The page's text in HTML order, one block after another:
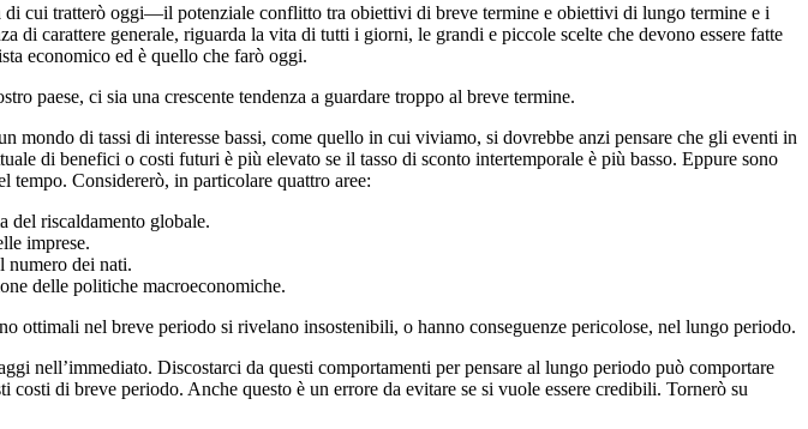
di cui tratterò oggi—il potenziale conflitto tra obiettivi di breve termine e obiettivi di lungo termine e i
carattere generale, riguarda la vita di tutti i giorni, le grandi e piccole scelte che devono essere fatte
economico ed è quello che farò oggi.
paese, ci sia una crescente tendenza a guardare troppo al breve termine.
di tassi di interesse bassi, come quello in cui viviamo, si dovrebbe anzi pensare che gli eventi in
di benefici o costi futuri è più elevato se il tasso di sconto intertemporale è più basso. Eppure sono
tempo. Considererò, in particolare quattro aree:
del riscaldamento globale.
imprese.
numero dei nati.
delle politiche macroeconomiche.
ottimali nel breve periodo si rivelano insostenibili, o hanno conseguenze pericolose, nel lungo periodo.
nell’immediato. Discostarci da questi comportamenti per pensare al lungo periodo può comportare
di breve periodo. Anche questo è un errore da evitare se si vuole essere credibili. Tornerò su